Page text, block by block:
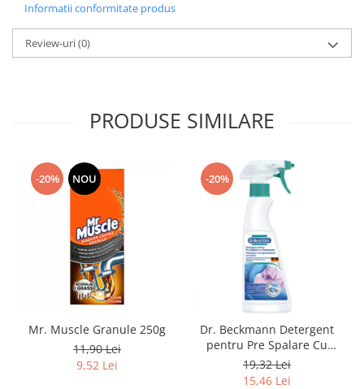
Informatii conformitate produs
Review-uri(0)
PRODUSE SIMILARE
-20% NOU
Mr. Muscle Granule 250g
11,90 Lei
9,52 Lei
-20%
Dr. Beckmann Detergent
pentru Pre Spalare Cu
Pulverizator 250ml
19,32 Lei
15,46 Lei